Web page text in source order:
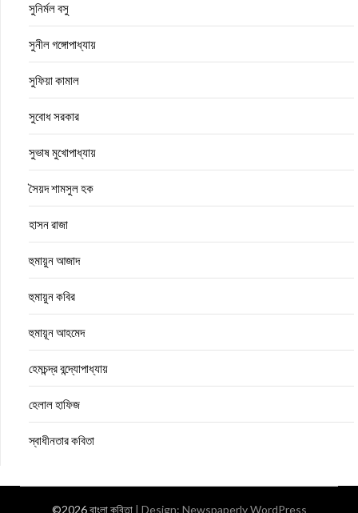
সুনির্মল বসু
সুনীল গঙ্গোপাধ্যায়
সুফিয়া কামাল
সুবোধ সরকার
সুভাষ মুখোপাধ্যায়
সৈয়দ শামসুল হক
হাসন রাজা
হুমায়ুন আজাদ
হুমায়ুন কবির
হুমায়ূন আহমেদ
হেমচন্দ্র বন্দ্যোপাধ্যায়
হেলাল হাফিজ
স্বাধীনতার কবিতা
©2026 বাংলা কবিতা | Design: Newspaperly WordPress